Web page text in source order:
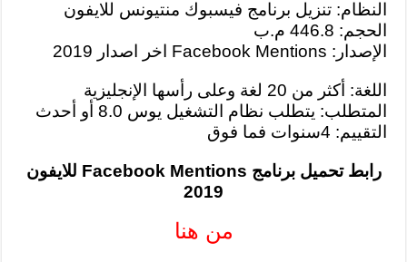
النظام: تنزيل برنامج فيسبوك منتيونس للايفون
الحجم: 446.8 م.ب
الإصدار: Facebook Mentions اخر اصدار 2019
اللغة: أكثر من 20 لغة وعلى رأسها الإنجليزية
المتطلب: يتطلب نظام التشغيل يوس 8.0 أو أحدث
التقييم: 4سنوات فما فوق
رابط تحميل برنامج Facebook Mentions للايفون
2019
من هنا